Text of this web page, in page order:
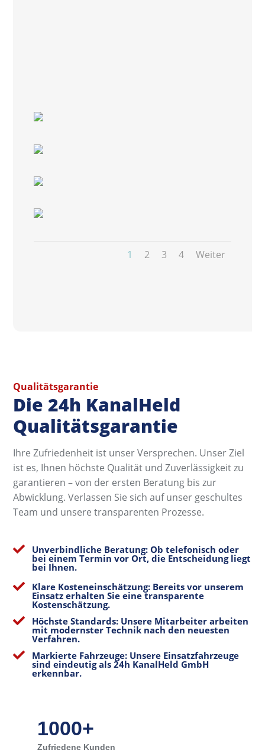
1 2 3 4 Weiter
Qualitätsgarantie
Die 24h KanalHeld
Qualitätsgarantie
Ihre Zufriedenheit ist unser Versprechen. Unser Ziel
ist es, Ihnen höchste Qualität und Zuverlässigkeit zu
garantieren – von der ersten Beratung bis zur
Abwicklung. Verlassen Sie sich auf unser geschultes
Team und unsere transparenten Prozesse.
 Unverbindliche Beratung: Ob telefonisch oder
bei einem Termin vor Ort, die Entscheidung liegt
bei Ihnen.
 Klare Kosteneinschätzung: Bereits vor unserem
Einsatz erhalten Sie eine transparente
Kostenschätzung.
 Höchste Standards: Unsere Mitarbeiter arbeiten
mit modernster Technik nach den neuesten
Verfahren.
 Markierte Fahrzeuge: Unsere Einsatzfahrzeuge
sind eindeutig als 24h KanalHeld GmbH
erkennbar.
1000+
Zufriedene Kunden